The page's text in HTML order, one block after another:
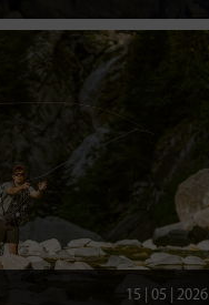
15 | 05 | 2026